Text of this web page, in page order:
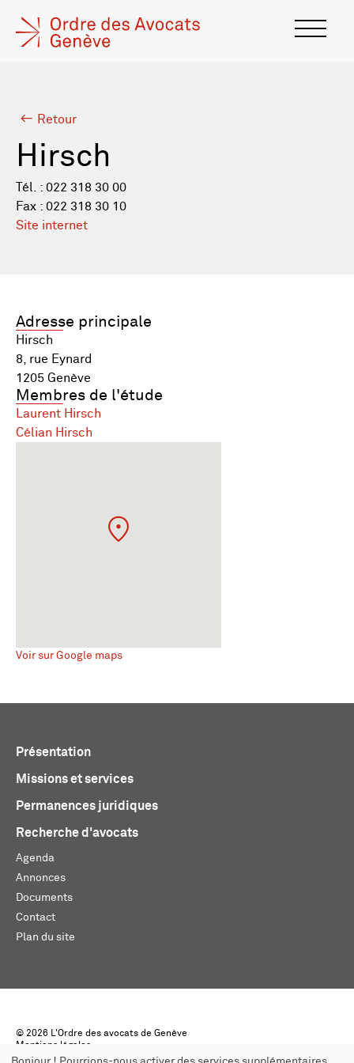
Retour
Hirsch
Tél. : 022 318 30 00
Fax : 022 318 30 10
Site internet
Adresse principale
Hirsch
8, rue Eynard
1205 Genève
Membres de l'étude
Laurent Hirsch
Célian Hirsch
Voir sur Google maps
Présentation
Missions et services
Permanences juridiques
Recherche d'avocats
Agenda
Annonces
Documents
Contact
Plan du site
© 2026 L'Ordre des avocats de Genève
Mentions légales
Créé par monoloco